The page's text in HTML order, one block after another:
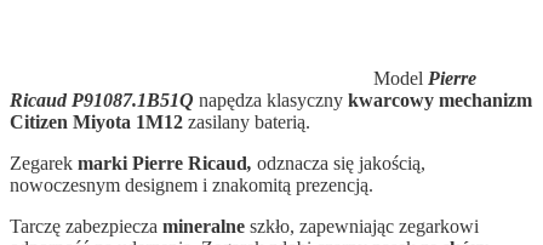
Model Pierre
Ricaud P91087.1B51Q napędza klasyczny kwarcowy mechanizm
Citizen Miyota 1M12 zasilany baterią.
Zegarek marki Pierre Ricaud, odznacza się jakością,
nowoczesnym designem i znakomitą prezencją.
Tarczę zabezpiecza mineralne szkło, zapewniając zegarkowi